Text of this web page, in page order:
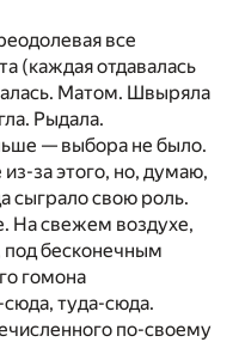
все
(каждая отдавалась
Матом. Швыряла
Рыдала.
— выбора не было.
за этого, но, думаю,
сыграло свою роль.
На свежем воздухе,
под бесконечным
гомона
туда-сюда.
по-своему